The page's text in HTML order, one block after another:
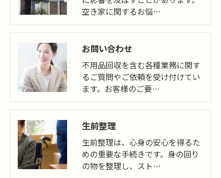
空き家に関するお悩…
お問い合わせ
不用品回収を含む各種業務に関す
るご質問やご依頼を受け付けてい
ます。お客様のご要…
生前整理
生前整理は、心身の安心を得るた
めの重要な手続きです。身の回り
の物を整理し、スト…